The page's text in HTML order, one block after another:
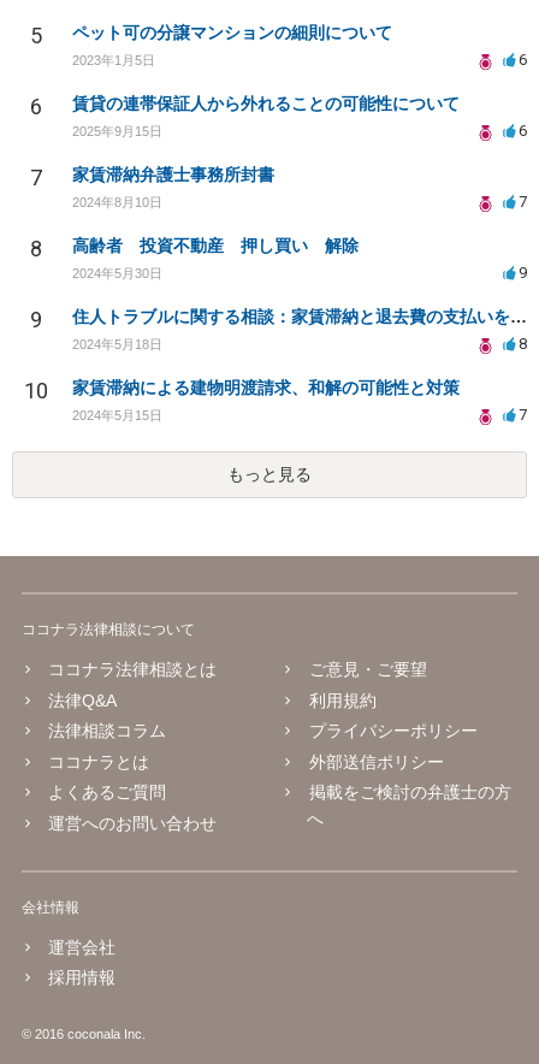
5 ペット可の分譲マンションの細則について
2023年1月5日 6
6 賃貸の連帯保証人から外れることの可能性について
2025年9月15日 6
7 家賃滞納弁護士事務所封書
2024年8月10日 7
8 高齢者 投資不動産 押し買い 解除
2024年5月30日 9
9 住人トラブルに関する相談：家賃滞納と退去費の支払いを拒否され、管理鍵の横領も発生
2024年5月18日 8
10 家賃滞納による建物明渡請求、和解の可能性と対策
2024年5月15日 7
もっと見る
ココナラ法律相談について
ココナラ法律相談とは
法律Q&A
法律相談コラム
ココナラとは
よくあるご質問
運営へのお問い合わせ
ご意見・ご要望
利用規約
プライバシーポリシー
外部送信ポリシー
掲載をご検討の弁護士の方
へ
会社情報
運営会社
採用情報
© 2016 coconala Inc.